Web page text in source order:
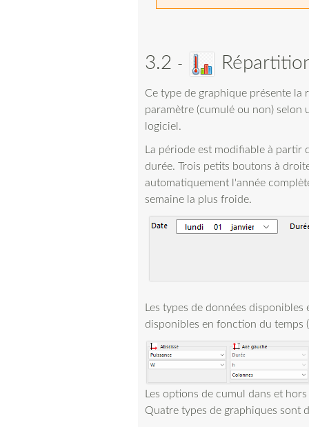
3.2
Ce type de graphique présente
paramètre (cumulé ou non)
logiciel.
La période est modifiable à partir
durée. Trois petits boutons à
automatiquement l'année
semaine la plus froide.
Les types de données
disponibles en fonction du temps
Les options de cumul dans et
Quatre types de graphiques sont